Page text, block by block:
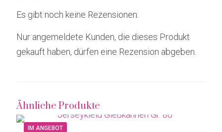
Es gibt noch keine Rezensionen.
Nur angemeldete Kunden, die dieses Produkt
gekauft haben, dürfen eine Rezension abgeben.
Ähnliche Produkte
IM ANGEBOT